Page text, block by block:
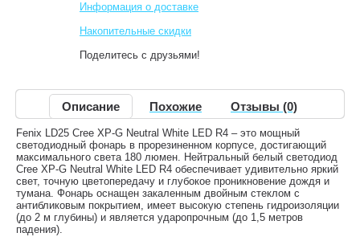
Информация о доставке
Накопительные скидки
Поделитесь с друзьями!
Описание Похожие Отзывы (0)
Fenix LD25 Cree XP-G Neutral White LED R4 – это мощный
светодиодный фонарь в прорезиненном корпусе, достигающий
максимального света 180 люмен. Нейтральный белый светодиод
Cree XP-G Neutral White LED R4 обеспечивает удивительно яркий
свет, точную цветопередачу и глубокое проникновение дождя и
тумана. Фонарь оснащен закаленным двойным стеклом с
антибликовым покрытием, имеет высокую степень гидроизоляции
(до 2 м глубины) и является ударопрочным (до 1,5 метров
падения).